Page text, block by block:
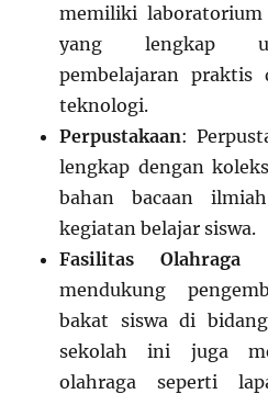
memiliki
yang lengkap
pembelajaran
teknologi.
Perpustakaan:
lengkap dengan
bahan bacaan
kegiatan belajar siswa.
Fasilitas Olahraga
mendukung
bakat siswa di
sekolah ini juga
olahraga seperti